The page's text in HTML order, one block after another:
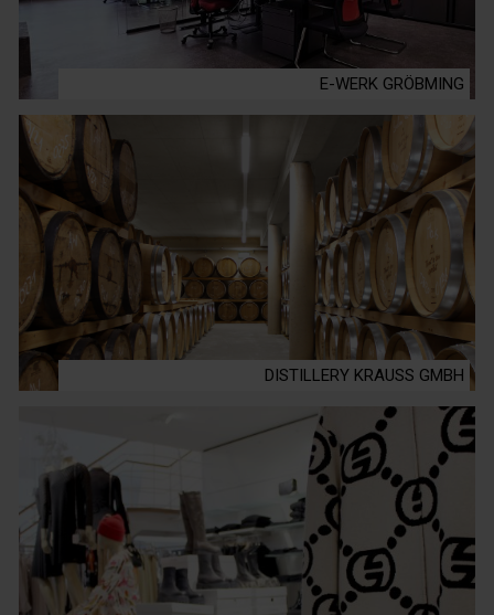
E-WERK GRÖBMING
DISTILLERY KRAUSS GMBH